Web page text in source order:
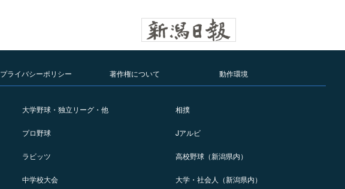
プライバシーポリシー 著作権について 動作環境
大学野球・独立リーグ・他 相撲
プロ野球 Jアルビ
ラビッツ 高校野球（新潟県内）
中学校大会 大学・社会人（新潟県内）